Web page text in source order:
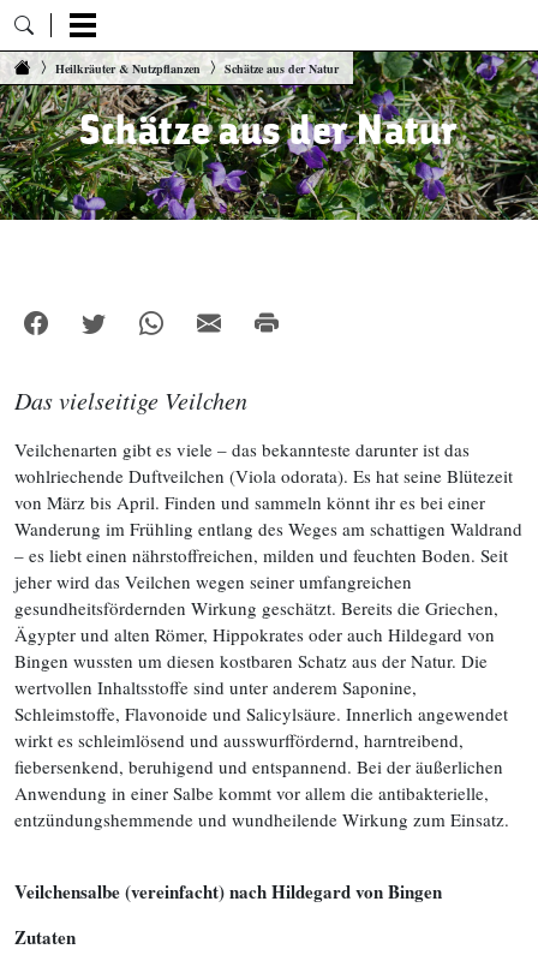
Zum Inhalt springen
Heilkräuter & Nutzpflanzen Schätze aus der Natur
Schätze aus der Natur
Das vielseitige Veilchen
Veilchenarten gibt es viele – das bekannteste darunter ist das
wohlriechende Duftveilchen (Viola odorata). Es hat seine Blütezeit
von März bis April. Finden und sammeln könnt ihr es bei einer
Wanderung im Frühling entlang des Weges am schattigen Waldrand
– es liebt einen nährstoffreichen, milden und feuchten Boden. Seit
jeher wird das Veilchen wegen seiner umfangreichen
gesundheitsfördernden Wirkung geschätzt. Bereits die Griechen,
Ägypter und alten Römer, Hippokrates oder auch Hildegard von
Bingen wussten um diesen kostbaren Schatz aus der Natur. Die
wertvollen Inhaltsstoffe sind unter anderem Saponine,
Schleimstoffe, Flavonoide und Salicylsäure. Innerlich angewendet
wirkt es schleimlösend und ausswurffördernd, harntreibend,
fiebersenkend, beruhigend und entspannend. Bei der äußerlichen
Anwendung in einer Salbe kommt vor allem die antibakterielle,
entzündungshemmende und wundheilende Wirkung zum Einsatz.
Veilchensalbe (vereinfacht) nach Hildegard von Bingen
Zutaten